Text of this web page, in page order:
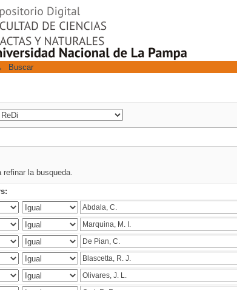
Buscar
refinar la busqueda.